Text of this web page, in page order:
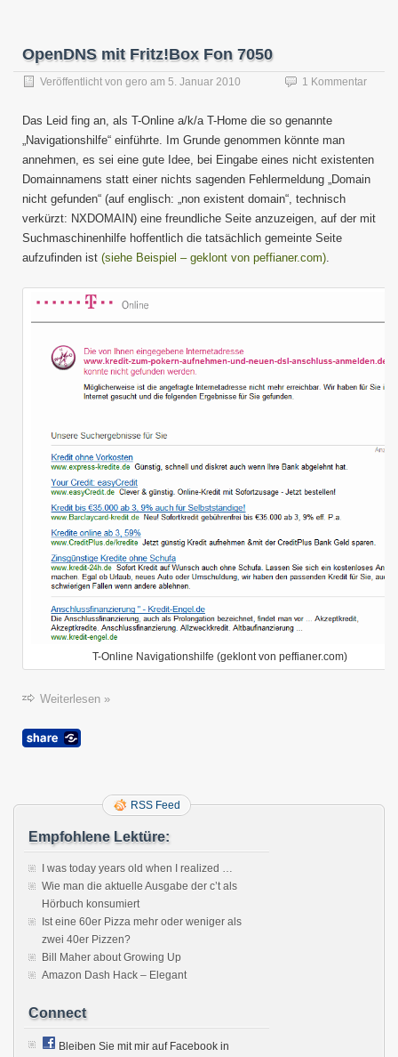
OpenDNS mit Fritz!Box Fon 7050
Veröffentlicht von gero am 5. Januar 2010 1 Kommentar
Das Leid fing an, als T-Online a/k/a T-Home die so genannte
„Navigationshilfe“ einführte. Im Grunde genommen könnte man
annehmen, es sei eine gute Idee, bei Eingabe eines nicht existenten
Domainnamens statt einer nichts sagenden Fehlermeldung „Domain
nicht gefunden“ (auf englisch: „non existent domain“, technisch
verkürzt: NXDOMAIN) eine freundliche Seite anzuzeigen, auf der mit
Suchmaschinenhilfe hoffentlich die tatsächlich gemeinte Seite
aufzufinden ist (siehe Beispiel – geklont von peffianer.com).
T-Online Navigationshilfe (geklont von peffianer.com)
Weiterlesen »
RSS Feed
Empfohlene Lektüre:
I was today years old when I realized …
Wie man die aktuelle Ausgabe der c’t als
Hörbuch konsumiert
Ist eine 60er Pizza mehr oder weniger als
zwei 40er Pizzen?
Bill Maher about Growing Up
Amazon Dash Hack – Elegant
Connect
Bleiben Sie mit mir auf Facebook in